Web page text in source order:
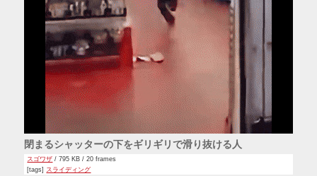
閉まるシャッターの下をギリギリで滑り抜ける人
スゴワザ / 795 KB / 20 frames
[tags] スライディング